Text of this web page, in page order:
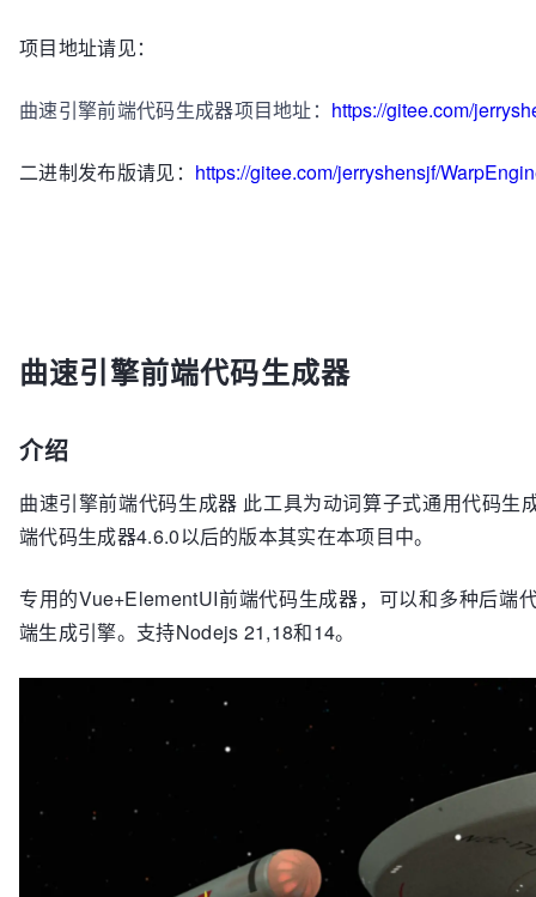
项目地址请见：
曲速引擎前端代码生成器项目地址： https://gitee.com/
二进制发布版请见： https://gitee.com/jerryshensjf/
曲速引擎前端代码生成器
介绍
曲速引擎前端代码生成器 此工具为动词算子式通用代码
端代码生成器4.6.0以后的版本其实在本项目中。
专用的Vue+ElementUI前端代码生成器，可以和多种后端
端生成引擎。支持Nodejs 21,18和14。